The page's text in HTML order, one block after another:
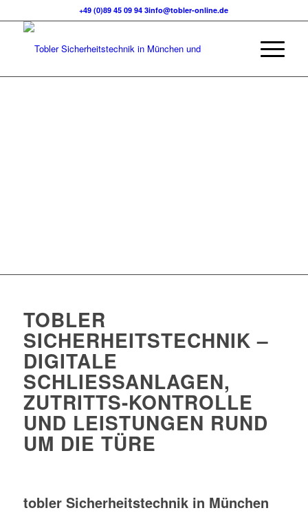
+49 (0)89 45 09 94 3info@tobler-online.de
TOBLER
SICHERHEITSTECHNIK –
DIGITALE
SCHLIESSANLAGEN, Z
UTRITTS-KONTROLLE U
ND LEISTUNGEN RUND U
M DIE TÜRE
tobler Sicherheitstechnik in München